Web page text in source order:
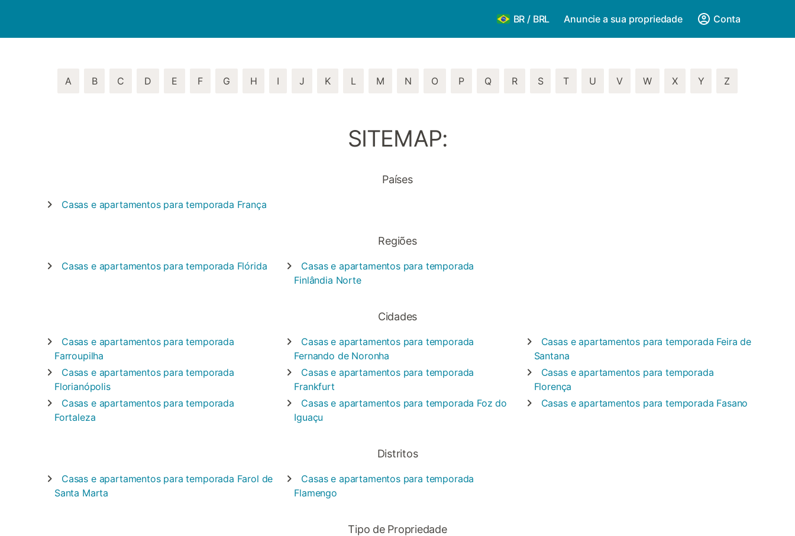
BR / BRL Anuncie a sua propriedade Conta
A B C D E F G H I J K L M N O P Q R S T U V W X Y Z
SITEMAP:
Países
Casas e apartamentos para temporada França
Regiões
Casas e apartamentos para temporada Flórida
Casas e apartamentos para temporada
Finlândia Norte
Cidades
Casas e apartamentos para temporada
Farroupilha
Casas e apartamentos para temporada
Fernando de Noronha
Casas e apartamentos para temporada Feira de
Santana
Casas e apartamentos para temporada
Florianópolis
Casas e apartamentos para temporada
Frankfurt
Casas e apartamentos para temporada
Florença
Casas e apartamentos para temporada
Fortaleza
Casas e apartamentos para temporada Foz do
Iguaçu
Casas e apartamentos para temporada Fasano
Distritos
Casas e apartamentos para temporada Farol de
Santa Marta
Casas e apartamentos para temporada
Flamengo
Tipo de Propriedade